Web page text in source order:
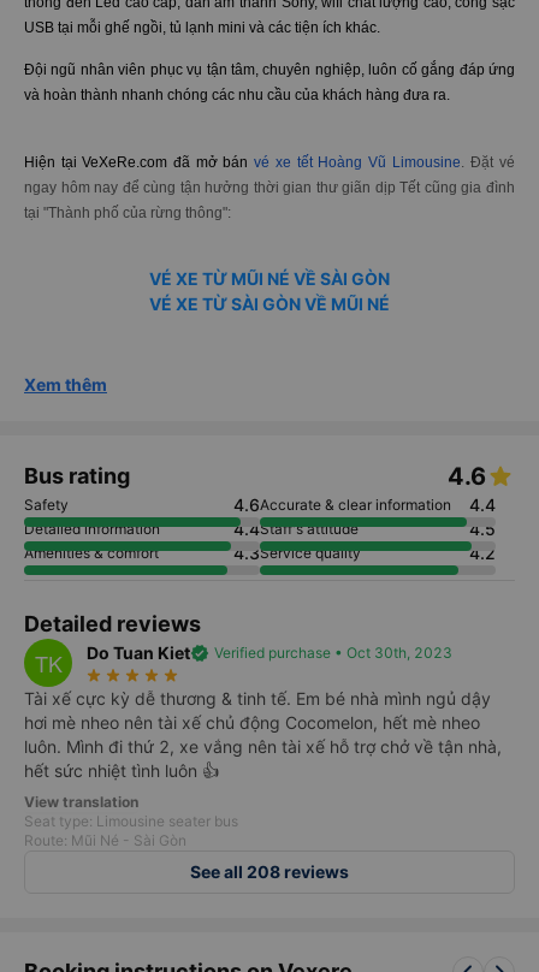
Nội thất xe Hoàng Vũ Limousine từ Sài Gòn đi Đà Lạt
Bên cạnh đó Hoàng Vũ Limousine còn trang bị thêm tivi led 19 inch, hệ
thống đèn Led cao cấp, dàn âm thanh Sony, wifi chất lượng cao, cổng sạc
Đội ngũ nhân viên phục vụ tận tâm, chuyên nghiệp, luôn cố gắng đáp ứng
và hoàn thành nhanh chóng các nhu cầu của khách hàng đưa ra.
ngay hôm nay để cùng tận hưởng thời gian thư giãn dịp Tết cũng gia đình
tại "Thành phố của rừng thông":
Xem thêm
Bus rating 4.6
Detailed information
Amenities & comfort
Detailed reviews
TK Do Tuan Kietverified Verified purchase • Oct 30th, 2023
star_rate star_ratestar_rate star_rate star_rate
Tài xế cực kỳ dễ thương & tinh tế. Em bé nhà mình ngủ dậy
hơi mè nheo nên tài xế chủ động Cocomelon, hết mè nheo
luôn. Mình đi thứ 2, xe vắng nên tài xế hỗ trợ chở về tận nhà,
See all 208 reviews